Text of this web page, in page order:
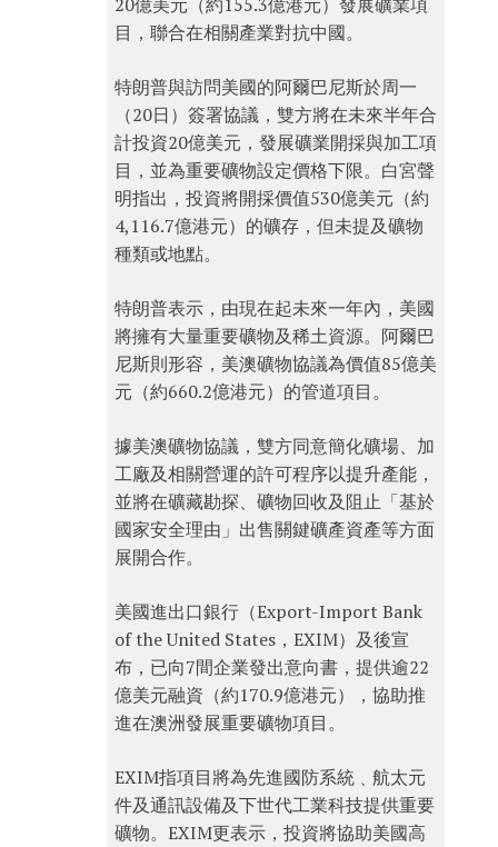
20億美元（約155.3億港元）發展礦業項
目，聯合在相關產業對抗中國。
特朗普與訪問美國的阿爾巴尼斯於周一
（20日）簽署協議，雙方將在未來半年合
計投資20億美元，發展礦業開採與加工項
目，並為重要礦物設定價格下限。白宮聲
明指出，投資將開採價值530億美元（約
4,116.7億港元）的礦存，但未提及礦物
種類或地點。
特朗普表示，由現在起未來一年內，美國
將擁有大量重要礦物及稀土資源。阿爾巴
尼斯則形容，美澳礦物協議為價值85億美
元（約660.2億港元）的管道項目。
據美澳礦物協議，雙方同意簡化礦場、加
工廠及相關營運的許可程序以提升產能，
並將在礦藏勘探、礦物回收及阻止「基於
國家安全理由」出售關鍵礦產資產等方面
展開合作。
美國進出口銀行（Export-Import Bank
of the United States，EXIM）及後宣
布，已向7間企業發出意向書，提供逾22
億美元融資（約170.9億港元），協助推
進在澳洲發展重要礦物項目。
EXIM指項目將為先進國防系統﹑航太元
件及通訊設備及下世代工業科技提供重要
礦物。EXIM更表示，投資將協助美國高